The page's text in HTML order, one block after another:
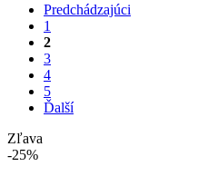
Predchádzajúci
1
2
3
4
5
Ďalší
Zľava
-25%